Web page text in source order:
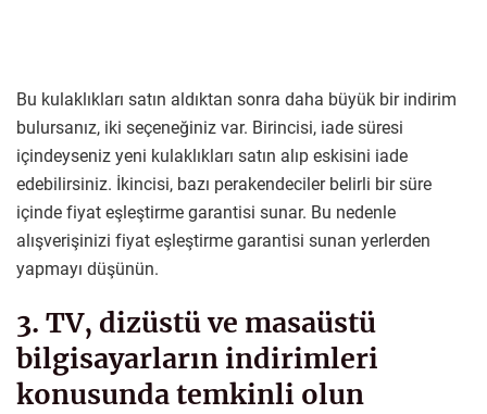
Bu kulaklıkları satın aldıktan sonra daha büyük bir indirim
bulursanız, iki seçeneğiniz var. Birincisi, iade süresi
içindeyseniz yeni kulaklıkları satın alıp eskisini iade
edebilirsiniz. İkincisi, bazı perakendeciler belirli bir süre
içinde fiyat eşleştirme garantisi sunar. Bu nedenle
alışverişinizi fiyat eşleştirme garantisi sunan yerlerden
yapmayı düşünün.
3. TV, dizüstü ve masaüstü
bilgisayarların indirimleri
konusunda temkinli olun